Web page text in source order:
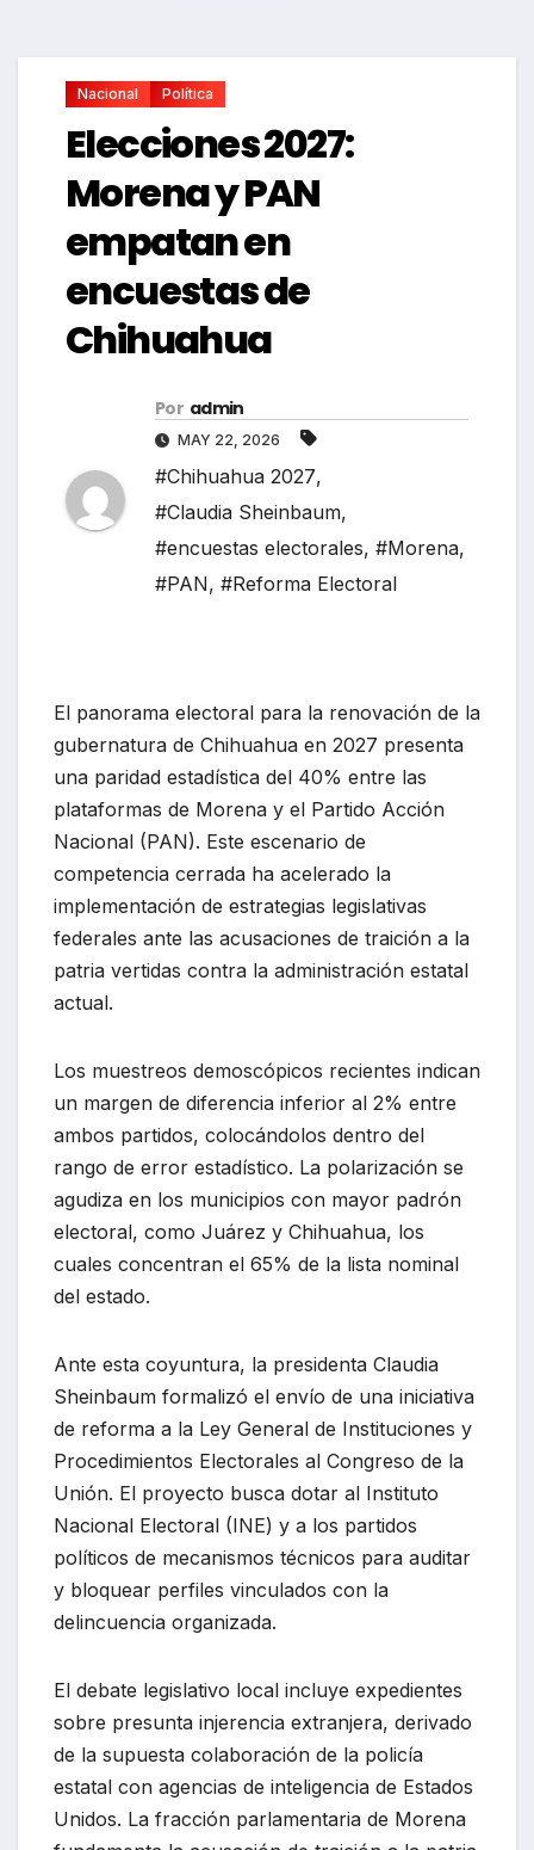
Nacional Política
Elecciones 2027:
Morena y PAN
empatan en
encuestas de
Chihuahua
Por admin
MAY 22, 2026
#Chihuahua 2027,
#Claudia Sheinbaum,
#encuestas electorales, #Morena,
#PAN, #Reforma Electoral
El panorama electoral para la renovación de la
gubernatura de Chihuahua en 2027 presenta
una paridad estadística del 40% entre las
plataformas de Morena y el Partido Acción
Nacional (PAN). Este escenario de
competencia cerrada ha acelerado la
implementación de estrategias legislativas
federales ante las acusaciones de traición a la
patria vertidas contra la administración estatal
actual.
Los muestreos demoscópicos recientes indican
un margen de diferencia inferior al 2% entre
ambos partidos, colocándolos dentro del
rango de error estadístico. La polarización se
agudiza en los municipios con mayor padrón
electoral, como Juárez y Chihuahua, los
cuales concentran el 65% de la lista nominal
del estado.
Ante esta coyuntura, la presidenta Claudia
Sheinbaum formalizó el envío de una iniciativa
de reforma a la Ley General de Instituciones y
Procedimientos Electorales al Congreso de la
Unión. El proyecto busca dotar al Instituto
Nacional Electoral (INE) y a los partidos
políticos de mecanismos técnicos para auditar
y bloquear perfiles vinculados con la
delincuencia organizada.
El debate legislativo local incluye expedientes
sobre presunta injerencia extranjera, derivado
de la supuesta colaboración de la policía
estatal con agencias de inteligencia de Estados
Unidos. La fracción parlamentaria de Morena